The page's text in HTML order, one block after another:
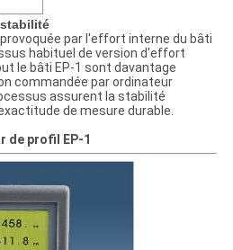
par l'effort interne du bâti
habituel de version d'effort
le bâti EP-1 sont davantage
commandée par ordinateur
assurent la stabilité
de mesure durable.
de profil EP-1